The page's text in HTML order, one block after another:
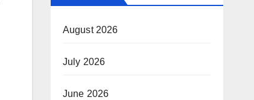
August 2026
July 2026
June 2026